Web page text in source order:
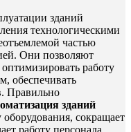
зданий
технологическими
частью
Они позволяют
работу
обеспечивать
Правильно
зданий
сокращает
работу персонала.